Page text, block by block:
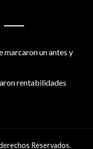
marcaron un antes y
rentabilidades
Reservados.